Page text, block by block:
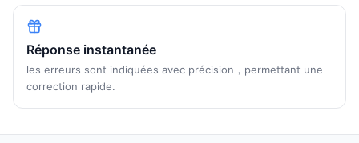
Réponse instantanée
les erreurs sont indiquées avec précision，permettant une
correction rapide.